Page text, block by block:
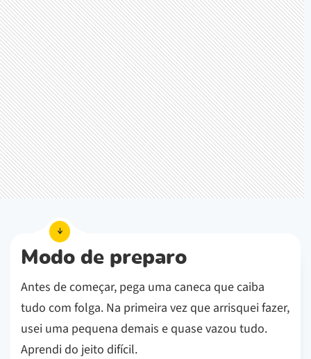
Modo de preparo
Antes de começar, pega uma caneca que caiba
tudo com folga. Na primeira vez que arrisquei fazer,
usei uma pequena demais e quase vazou tudo.
Aprendi do jeito difícil.